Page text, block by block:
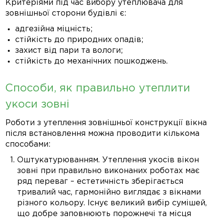
Критеріями під час вибору утеплювача для
зовнішньої сторони будівлі є:
адгезійна міцність;
стійкість до природних опадів;
захист від пари та вологи;
стійкість до механічних пошкоджень.
Способи, як правильно утеплити
укоси зовні
Роботи з утеплення зовнішньої конструкції вікна
після встановлення можна проводити кількома
способами:
Оштукатурюванням. Утеплення укосів вікон
зовні при правильно виконаних роботах має
ряд переваг – естетичність зберігається
тривалий час, гармонійно виглядає з вікнами
різного кольору. Існує великий вибір сумішей,
що добре заповнюють порожнечі та місця